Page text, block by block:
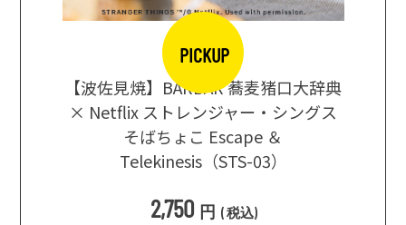
PICKUP
【波佐見焼】BARBAR 蕎麦猪口大辞典
× Netflix ストレンジャー・シングス
そばちょこ Escape ＆
Telekinesis（STS-03）
2,750 円 (税込)